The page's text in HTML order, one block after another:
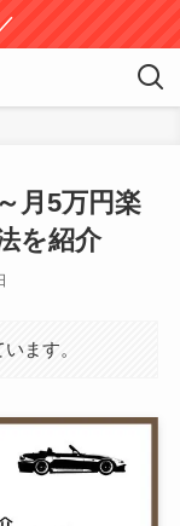
月5万円楽
を紹介
ます。